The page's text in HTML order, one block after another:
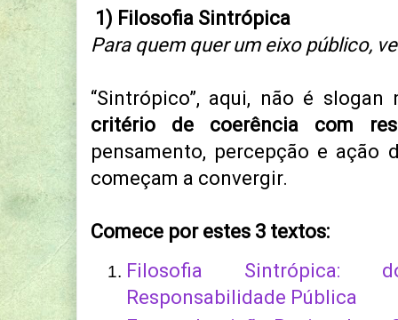
1) Filosofia Sintrópica
Para quem quer um eixo público,
“Sintrópico”, aqui, não é
critério de coerência com
pensamento, percepção e ação
começam a convergir.
Comece por estes 3 textos:
Filosofia Sintrópica:
Responsabilidade Pública